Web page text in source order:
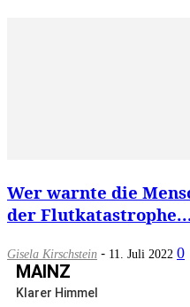
Wer warnte die
der
Gisela Kirschstein - 11. Juli 2022 0
MAINZ
Klarer Himmel